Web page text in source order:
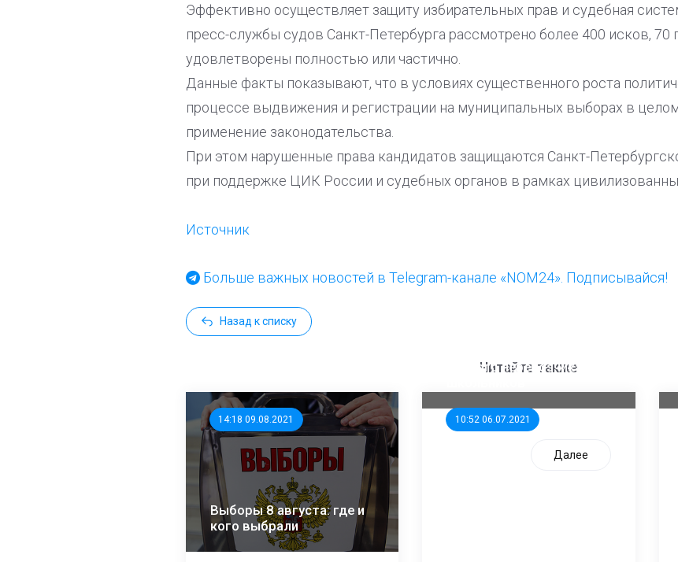
Эффективно осуществляет защиту избирательных прав и судебная
пресс-службы судов Санкт-Петербурга рассмотрено более 400 исков,
удовлетворены полностью или частично.
Данные факты показывают, что в условиях существенного роста
процессе выдвижения и регистрации на муниципальных выборах в
применение законодательства.
При этом нарушенные права кандидатов защищаются Санкт-
при поддержке ЦИК России и судебных органов в рамках
Источник
Больше важных новостей в Telegram-канале «NOM24». Подписывайся!
Назад к списку
Читайте также
14:18 09.08.2021
Выборы 8 августа: где и
кого выбрали
10:52 06.07.2021
единого перевозчика для
Далее